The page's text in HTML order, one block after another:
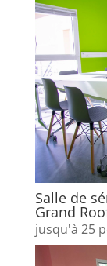
Salle de
Grand
jusqu'à 25